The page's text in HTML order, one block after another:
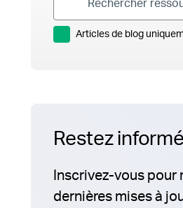
Articles de blog
Restez informé
Inscrivez-vous pour
dernières mises à